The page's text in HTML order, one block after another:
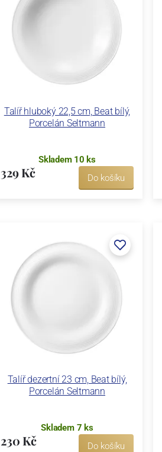
Talíř hluboký 22,5 cm, Beat bílý,
Porcelán Seltmann
Skladem 10 ks
329 Kč Do košíku
Talíř dezertní 23 cm, Beat bílý,
Porcelán Seltmann
Skladem 7 ks
230 Kč Do košíku